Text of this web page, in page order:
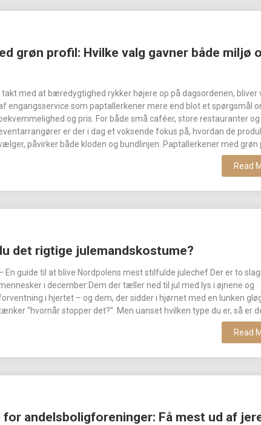
grøn profil: Hvilke valg gavner både miljø
takt med at bæredygtighed rykker højere op på dagsordenen, bliver
engangsservice som paptallerkener mere end blot et spørgsmål
og pris. For både små caféer, store restauranter og
er der i dag et voksende fokus på, hvordan de
påvirker både kloden og bundlinjen. Paptallerkener med grøn
Read
det rigtige julemandskostume?
En guide til at blive Nordpolens mest stilfulde julechef Der er to
i december:Dem der tæller ned til jul med lys i øjnene og
i hjertet – og dem, der sidder i hjørnet med en lunken
“hvornår stopper det?”. Men uanset hvilken type du er, så er
Read
andelsboligforeninger: Få mest ud af